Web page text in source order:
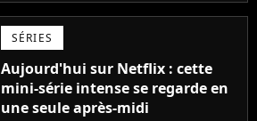
SÉRIES
Aujourd'hui sur Netflix : cette
mini-série intense se regarde en
une seule après-midi